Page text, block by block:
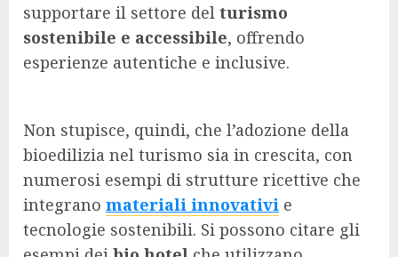
supportare il settore del turismo
sostenibile e accessibile, offrendo
esperienze autentiche e inclusive.
Non stupisce, quindi, che l’adozione della
bioedilizia nel turismo sia in crescita, con
numerosi esempi di strutture ricettive che
integrano materiali innovativi e
tecnologie sostenibili. Si possono citare gli